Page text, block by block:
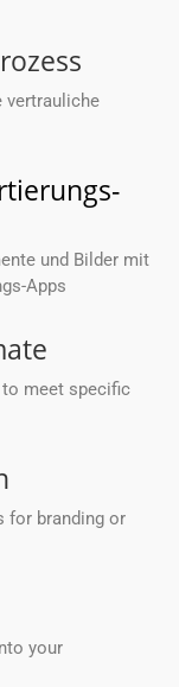
vertrauliche
und Bilder mit
Apps
meet specific
for branding or
your